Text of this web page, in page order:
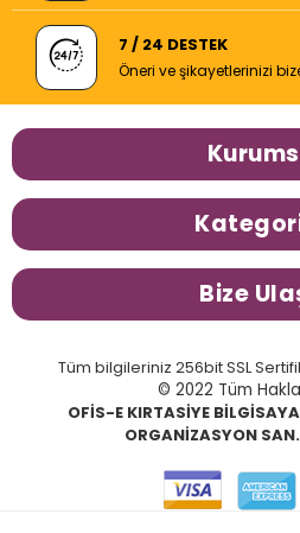
7 / 24 DESTEK
Öneri ve şikayetlerinizi
Bize
Tüm bilgileriniz 256bit SSL
© 2022 Tüm
OFİS-E KIRTASİYE
ORGANİZASYON